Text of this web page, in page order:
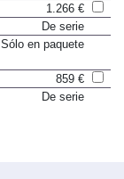
1.266 €
De serie
Sólo en paquete
859 €
De serie